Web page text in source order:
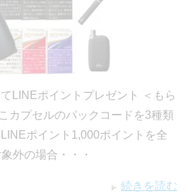
LINEポイントプレゼント ＜もら
カプセルのパックコードを3種類
ポイント1,000ポイントを全
外の場合・・・
続きを読む